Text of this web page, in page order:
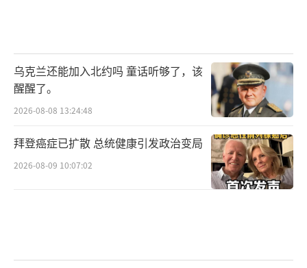
垫，用于铺设野战机场、临时道面等设施。最
初型号的“马斯顿垫”是由一系列打孔钢板制
成，在太平洋战争中广泛使用，而目前美国及
其盟国使用的现役“马斯顿垫”，则是上世纪6
0年代中期越南战争期间研制的AM2型轻质蜂窝
芯铝板。杰米森表示，相比于用了半个多世纪
的AM2地垫，由高强度塑料制成的“Dura-Bas
（地面）表面处理也相对更少。
乌克兰还能加入北约吗 童话听够了，该
醒醒了。
2026-08-08 13:24:48
拜登癌症已扩散 总统健康引发政治变局
2026-08-09 10:07:02